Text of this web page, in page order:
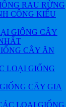
RAU RỪNG
CÔNG KIỂU
GIỐNG CÂY
CÂY ĂN
LOẠI GIỐNG
CÂY GIA
LOẠI GIỐNG